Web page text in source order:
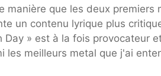
manière que les deux premiers
un contenu lyrique plus
» est à la fois provocateur
les meilleurs metal que j'ai